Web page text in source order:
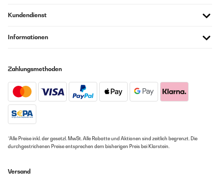
Kundendienst
Informationen
Zahlungsmethoden
*Alle Preise inkl. der gesetzl. MwSt. Alle Rabatte und Aktionen sind zeitlich begrenzt. Die
durchgestrichenen Preise entsprechen dem bisherigen Preis bei Klarstein.
Versand